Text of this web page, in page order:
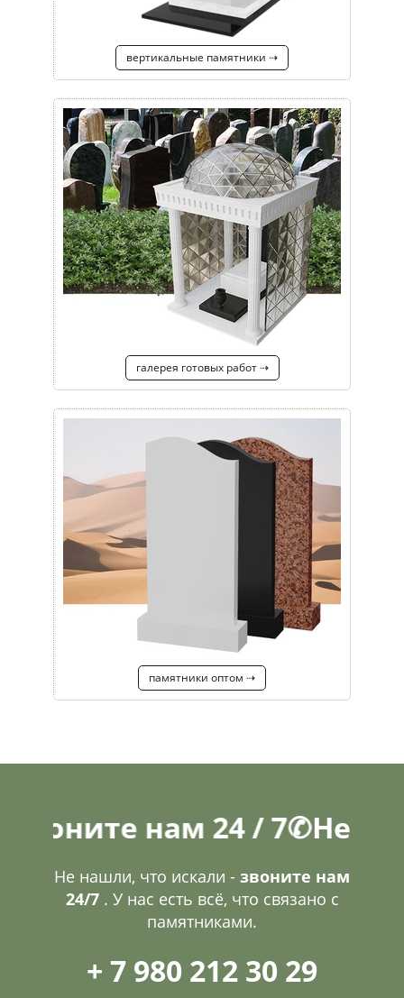
вертикальные памятники ⇢
галерея готовых работ ⇢
памятники оптом ⇢
нам 24 / 7✆Не нашли,
Не нашли, что искали - звоните нам
24/7. У нас есть всё, что связано с
памятниками.
+ 7 980 212 30 29